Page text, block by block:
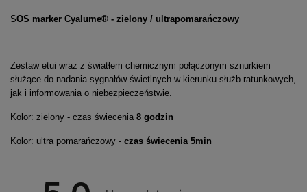
SOS marker Cyalume® - zielony / ultrapomarańczowy
Zestaw etui wraz z światłem chemicznym połączonym sznurkiem
służące do nadania sygnałów świetlnych w kierunku służb ratunkowych,
jak i informowania o niebezpieczeństwie.
Kolor: zielony - czas świecenia 8 godzin
Kolor: ultra pomarańczowy - czas świecenia 5min